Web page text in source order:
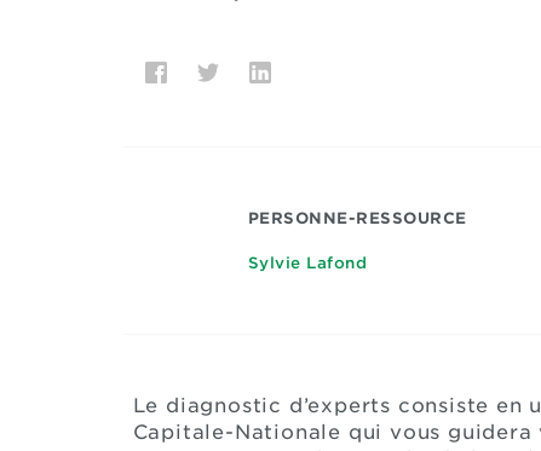
PERSONNE-RESSOURCE
Sylvie Lafond
Le diagnostic d’experts consiste en
Capitale-Nationale qui vous